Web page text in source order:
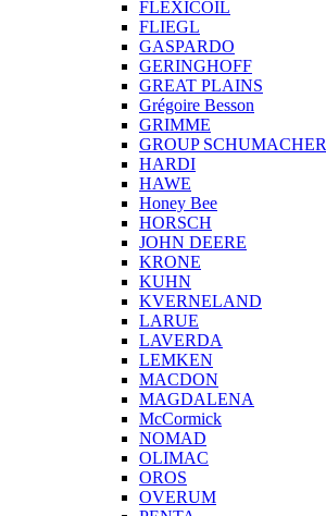
FLEXICOIL
FLIEGL
GASPARDO
GERINGHOFF
GREAT PLAINS
Grégoire Besson
GRIMME
GROUP SCHUMACHER
HARDI
HAWE
Honey Bee
HORSCH
JOHN DEERE
KRONE
KUHN
KVERNELAND
LARUE
LAVERDA
LEMKEN
MACDON
MAGDALENA
McCormick
NOMAD
OLIMAC
OROS
OVERUM